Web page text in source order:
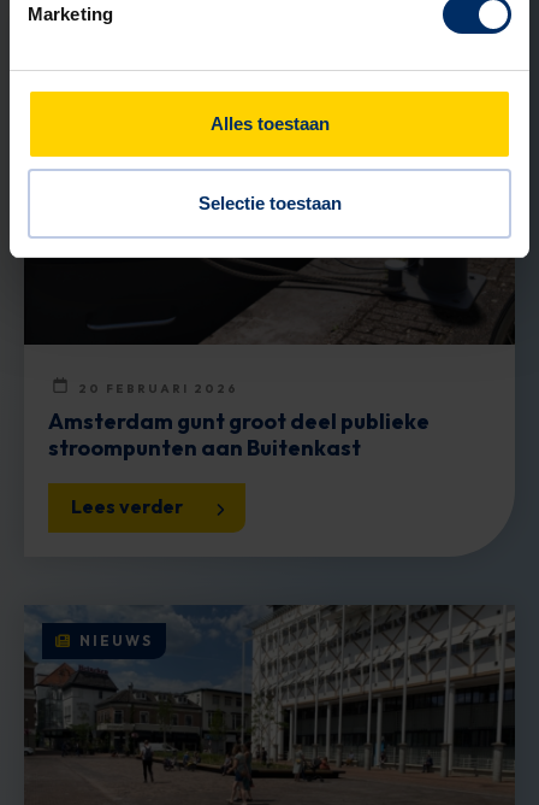
Marketing
Alles toestaan
Selectie toestaan
Amsterdam gunt groot deel publieke
stroompunten aan Buitenkast
20 FEBRUARI 2026
Lees verder
NIEUWS